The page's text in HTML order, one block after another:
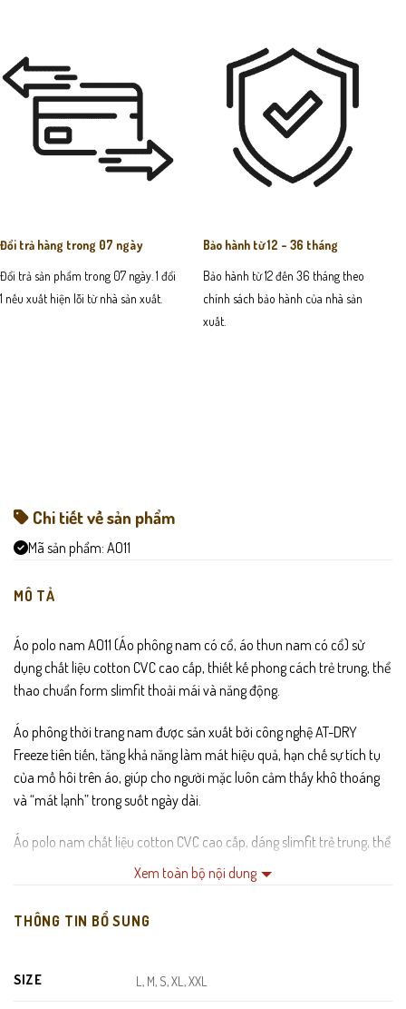
Đổi trả hàng trong 07 ngày
Đổi trả sản phẩm trong 07 ngày. 1 đổi
1 nếu xuất hiện lỗi từ nhà sản xuất.
Bảo hành từ 12 - 36 tháng
Bảo hành từ 12 đến 36 tháng theo
chính sách bảo hành của nhà sản
xuất.
Chi tiết về sản phẩm
Mã sản phẩm: AO11
MÔ TẢ
Áo polo nam AO11 (Áo phông nam có cổ, áo thun nam có cổ) sử
dụng chất liệu cotton CVC cao cấp, thiết kế phong cách trẻ trung, thể
thao chuẩn form slimfit thoải mái và năng động.
Áo phông thời trang nam được sản xuất bởi công nghệ AT-DRY
Freeze tiên tiến, tăng khả năng làm mát hiệu quả, hạn chế sự tích tụ
của mồ hôi trên áo, giúp cho người mặc luôn cảm thấy khô thoáng
và “mát lạnh” trong suốt ngày dài.
Áo polo nam chất liệu cotton CVC cao cấp, dáng slimfit trẻ trung, thể
thao AO11 với thiết kế đơn giản nhưng tinh tế là sự lựa chọn hoàn hảo
cho những người muốn kết hợp phong cách và sự thoải mái trong
bất kỳ hoàn cảnh nào, từ công sở đến các hoạt động ngoài trời.
Xem toàn bộ nội dung
THÔNG TIN BỔ SUNG
SIZE L, M, S, XL, XXL